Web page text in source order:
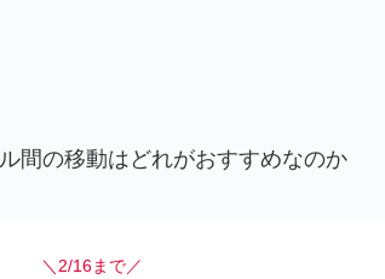
間の移動はどれがおすすめなのか
＼2/16まで／